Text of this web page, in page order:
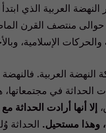
العربية الذي
حوالى منتصف القرن
العربية. فالنهضة
في مجتمعاتها،
إلا أنها أرادت الحداثة
وهذا مستحيل. الحداثة